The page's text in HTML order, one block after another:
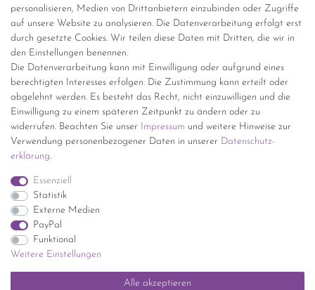
personalisieren, Medien von Drittanbietern einzubinden oder Zugriffe
auf unsere Website zu analysieren. Die Datenverarbeitung erfolgt erst
durch gesetzte Cookies. Wir teilen diese Daten mit Dritten, die wir in
den Einstellungen benennen.
Die Datenverarbeitung kann mit Einwilligung oder aufgrund eines
berechtigten Interesses erfolgen. Die Zustimmung kann erteilt oder
abgelehnt werden. Es besteht das Recht, nicht einzuwilligen und die
Einwilligung zu einem späteren Zeitpunkt zu ändern oder zu
widerrufen. Beachten Sie unser Impressum und weitere Hinweise zur
Verwendung personenbezogener Daten in unserer Daten­schutz­
erklärung.
Essenziell
Statistik
Externe Medien
PayPal
Funktional
Weitere Einstellungen
Alle akzeptieren
Versand per GLS (6,90 Euro) oder DHL (8,49 Euro ) inkl. MwSt.
(innerhalb Deutschlands)
kostenfreie Lieferung ab 150 Euro Warenwert (innerhalb
Deutschlands)
Übersicht Internationale Versandkosten
Wir kaufen an
Sie haben zuviel Porzellan im Schrank? Gerne kaufen wir dieses an.
Einfach unverbindliches Angebot anfordern.
*Endpreis inkl. MwSt. (Dieser Artikel unterliegt gem. § 25a
UStG der Differenzbesteuerung, ein Ausweis der
Mehrwertsteuer auf der Rechnung erfolgt nicht.)
Impressum Daten­schutz­erklärung